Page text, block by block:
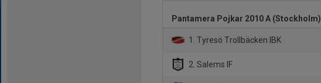
Pantamera Pojkar 2010 A (Stockholm)
1. Tyresö Trollbäcken IBK
2. Salems IF